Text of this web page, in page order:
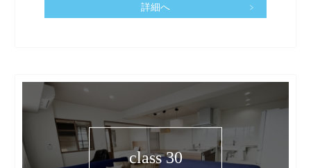
詳細へ
class 30